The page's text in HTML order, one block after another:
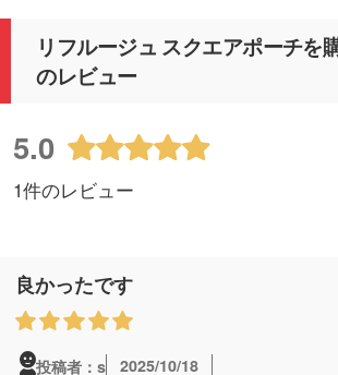
リフルージュ スクエアポーチを
のレビュー
5.0
1件のレビュー
良かったです
投稿者：s
2025/10/18